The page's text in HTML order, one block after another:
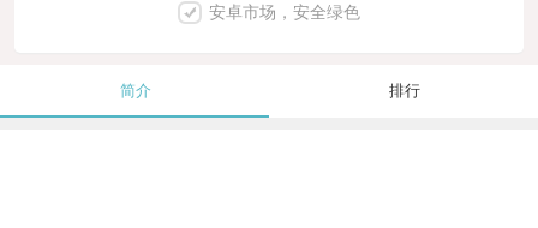
安卓市场，安全绿色
简介 排行